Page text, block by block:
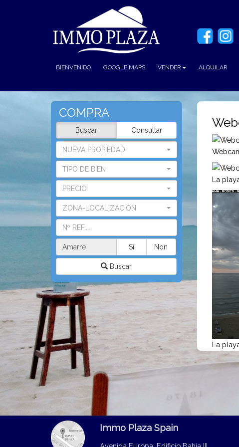
BIENVENIDO GOOGLE MAPS VENDER ALQUILAR
COMPRA
Buscar Consultar
NUEVA PROPIEDAD
TIPO DE BIEN
PRECIO
ZONA-LOCALIZACIÓN
Amarre Sí Non
Buscar
La
La
Immo Plaza Spain